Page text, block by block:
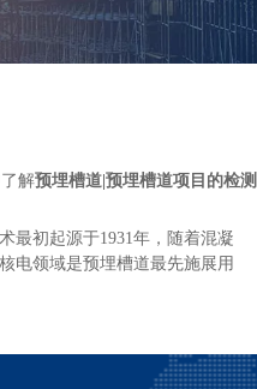
解预埋槽道|预埋槽道项目的检测
最初起源于1931年，随着混凝
电领域是预埋槽道最先施展用
槽道表面应保持光滑平整，